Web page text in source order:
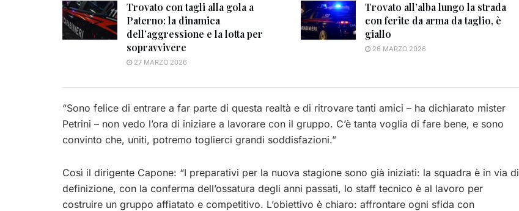
Trovato con tagli alla gola a
Paterno: la dinamica
dell’aggressione e la lotta per
sopravvivere
27 MARZO 2026
Trovato all’alba lungo la strada
con ferite da arma da taglio, è
giallo
26 MARZO 2026
“Sono felice di entrare a far parte di questa realtà e di ritrovare tanti amici – ha dichiarato mister
Petrini – non vedo l’ora di iniziare a lavorare con il gruppo. C’è tanta voglia di fare bene, e sono
convinto che, uniti, potremo toglierci grandi soddisfazioni.”
Così il dirigente Capone: “I preparativi per la nuova stagione sono già iniziati: la squadra è in via di
definizione, con la conferma dell’ossatura degli anni passati, lo staff tecnico è al lavoro per
costruire un gruppo affiatato e competitivo. L’obiettivo è chiaro: affrontare ogni sfida con